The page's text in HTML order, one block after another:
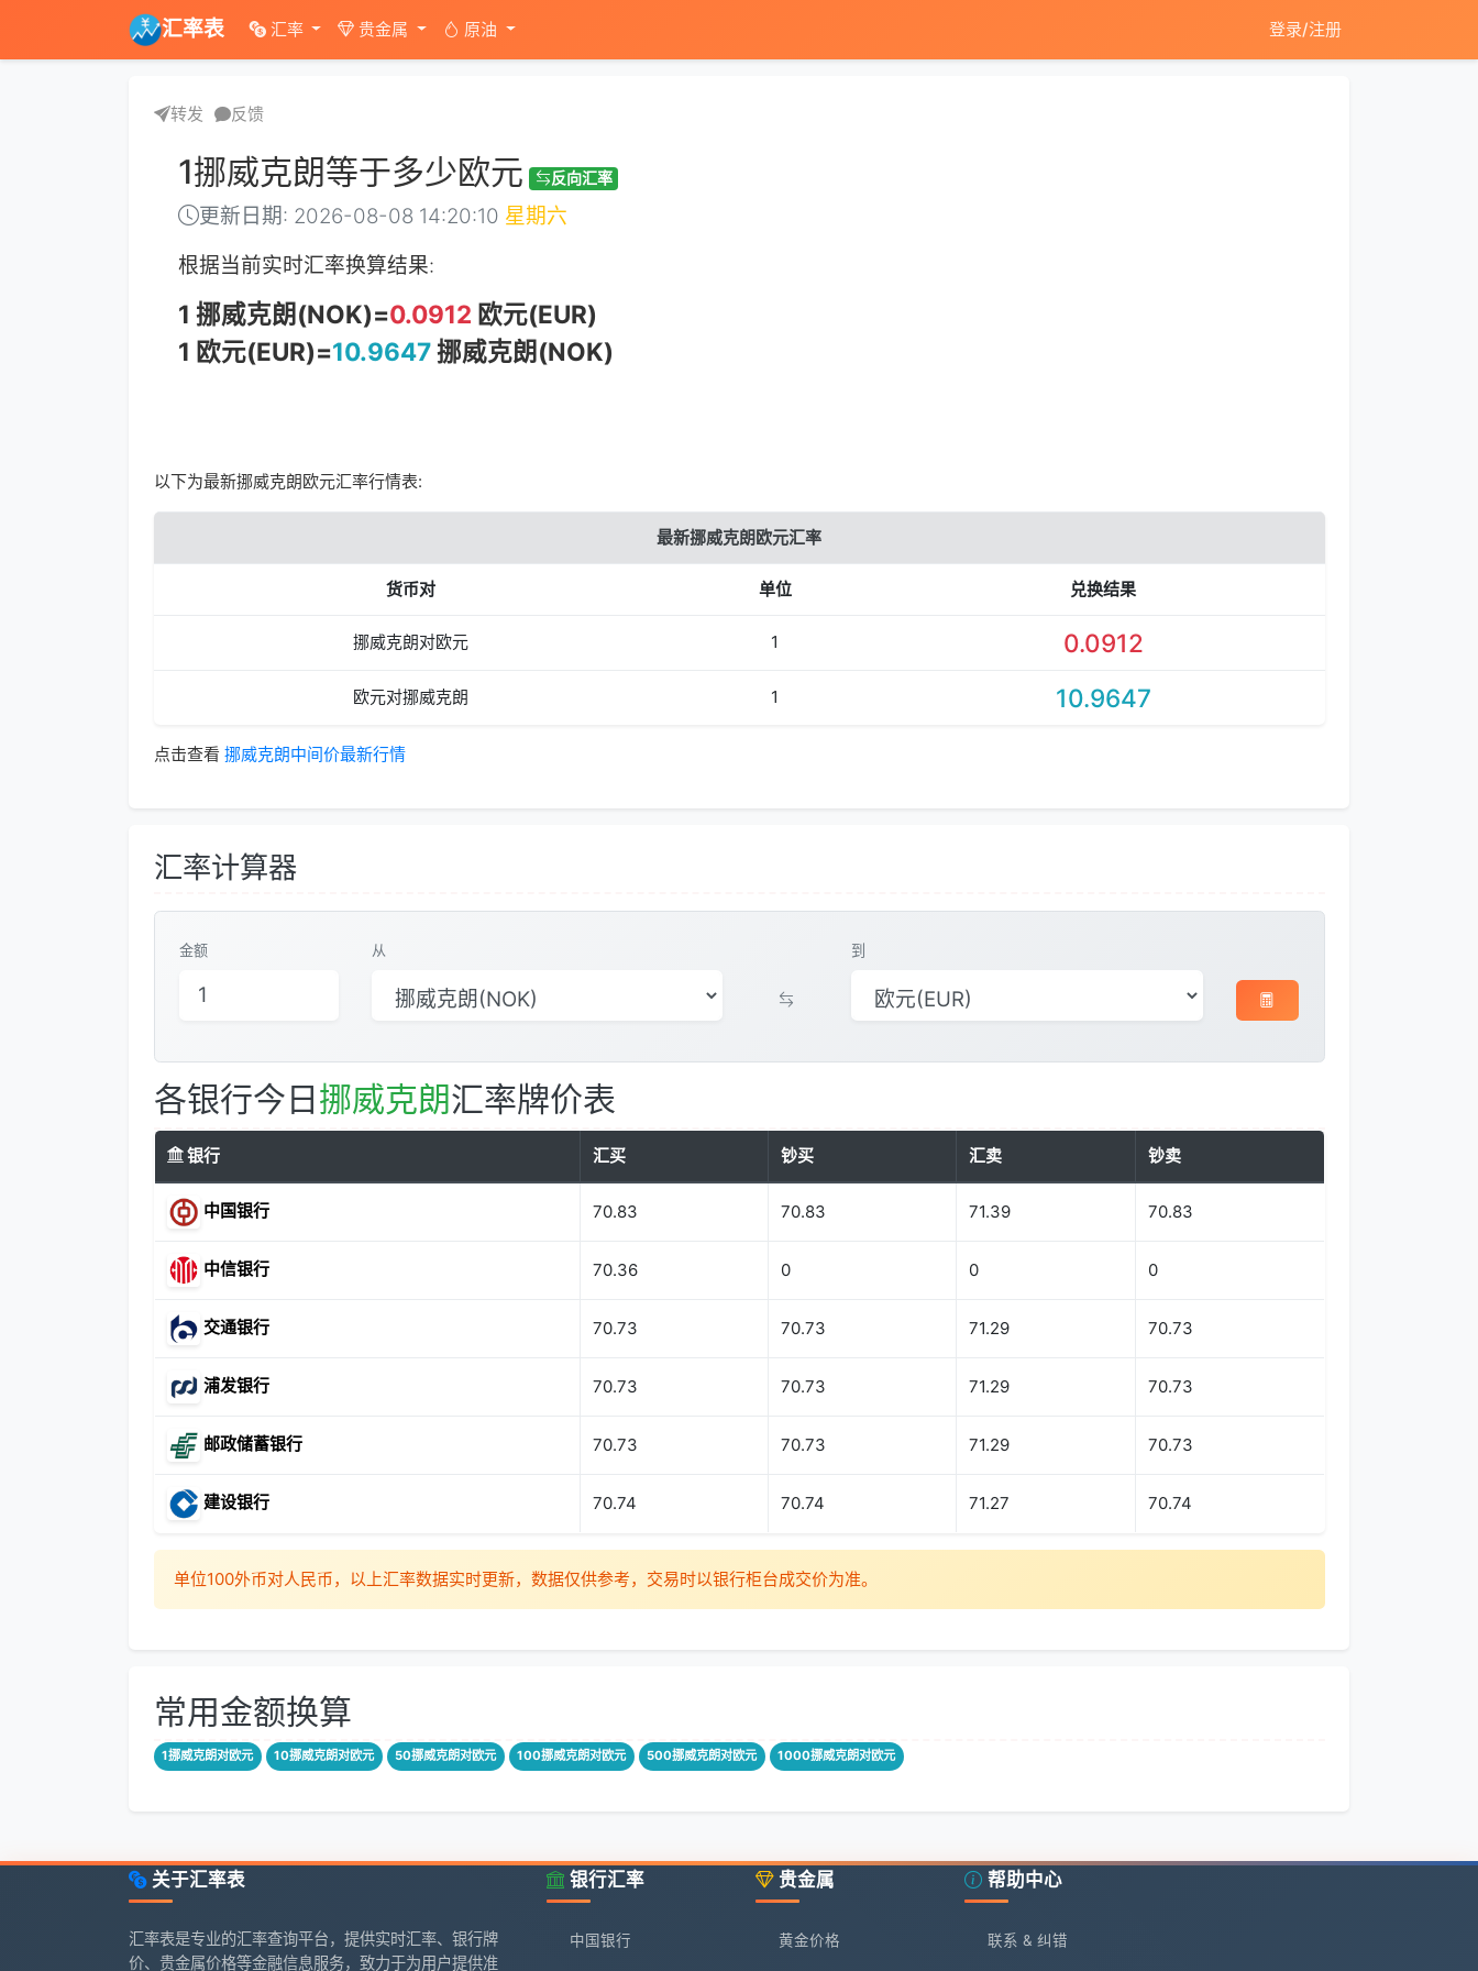
汇率表 汇率 贵金属 原油 登录/注册
转发 反馈
1挪威克朗等于多少欧元 反向汇率
更新日期: 2026-08-08 14:20:10 星期六
根据当前实时汇率换算结果:
1 挪威克朗(NOK)=0.0912 欧元(EUR)
1 欧元(EUR)=10.9647挪威克朗(NOK)
以下为最新挪威克朗欧元汇率行情表:
最新挪威克朗欧元汇率
货币对 单位 兑换结果
挪威克朗对欧元 1 0.0912
欧元对挪威克朗 1 10.9647
点击查看 挪威克朗中间价最新行情
汇率计算器
金额 从 到
各银行今日挪威克朗汇率牌价表
银行 汇买 钞买 汇卖 钞卖
中国银行 70.83 70.83 71.39 70.83
中信银行 70.36 0 0 0
交通银行 70.73 70.73 71.29 70.73
浦发银行 70.73 70.73 71.29 70.73
邮政储蓄银行 70.73 70.73 71.29 70.73
建设银行 70.74 70.74 71.27 70.74
单位100外币对人民币，以上汇率数据实时更新，数据仅供参考，交易时以银行柜台成交价为准。
常用金额换算
1挪威克朗对欧元 10挪威克朗对欧元 50挪威克朗对欧元 100挪威克朗对欧元 500挪威克朗对欧元 1000挪威克朗对欧元
关于汇率表
汇率表是专业的汇率查询平台，提供实时汇率、银行牌
价、贵金属价格等金融信息服务，致力于为用户提供准
银行汇率
中国银行
贵金属
黄金价格
帮助中心
联系 & 纠错